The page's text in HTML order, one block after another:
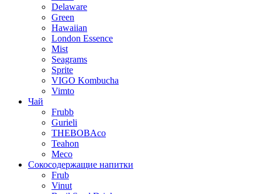
Delaware
Green
Hawaiian
London Essence
Mist
Seagrams
Sprite
VIGO Kombucha
Vimto
Чай
Frubb
Gurieli
THEBOBAco
Teahon
Meco
Сокосодержащие напитки
Frub
Vinut